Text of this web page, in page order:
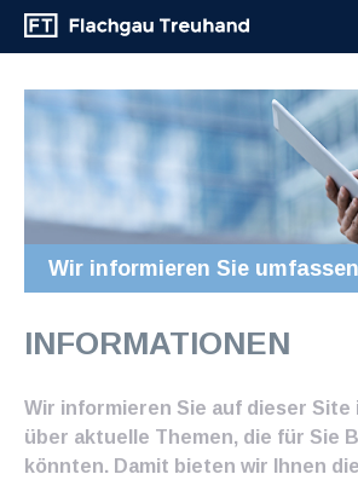
Wir informieren Sie
INFORMATIONEN
Wir informieren Sie auf dieser Site
über aktuelle Themen, die für Sie
könnten. Damit bieten wir Ihnen